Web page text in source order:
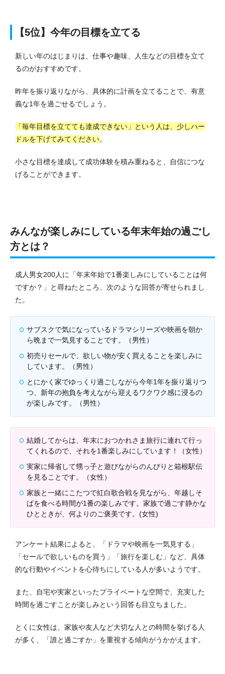
【5位】 今年の目標を立てる
新しい年のはじまりは、仕事や趣味、人生などの目標を立て
るのがおすすめです。
昨年を振り返りながら、具体的に計画を立てることで、有意
義な1年を過ごせるでしょう。
「毎年目標を立てても達成できない」という人は、少しハー
ドルを下げてみてください。
小さな目標を達成して成功体験を積み重ねると、自信につな
げることができます。
みんなが楽しみにしている年末年始の過ごし
方とは？
成人男女200人に「年末年始で1番楽しみにしていることは何
ですか？」と尋ねたところ、次のような回答が寄せられまし
た。
サブスクで気になっているドラマシリーズや映画を朝か
ら晩まで一気見することです。（男性）
初売りセールで、欲しい物が安く買えることを楽しみに
しています。（男性）
とにかく家でゆっくり過ごしながら今年1年を振り返りつ
つ、新年の抱負を考えながら迎えるワクワク感に浸るの
が楽しみです。（男性）
結婚してからは、年末におつかれさま旅行に連れて行っ
てくれるので、それを1番楽しみにしています！（女性）
実家に帰省して甥っ子と遊びながらのんびりと箱根駅伝
を見ることです。（女性）
家族と一緒にこたつで紅白歌合戦を見ながら、年越しそ
ばを食べる時間が1番の楽しみです。家族で過ごす静かな
ひとときが、何よりのご褒美です。(女性)
アンケート結果によると、「ドラマや映画を一気見する」
「セールで欲しいものを買う」「旅行を楽しむ」など、具体
的な行動やイベントを心待ちにしている人が多いようです。
また、自宅や実家といったプライベートな空間で、充実した
時間を過ごすことが楽しみという回答も目立ちました。
とくに女性は、家族や友人など大切な人との時間を挙げる人
が多く、「誰と過ごすか」を重視する傾向がうかがえます。